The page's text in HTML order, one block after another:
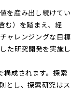
を産み出し続けてい
む）を踏まえ、経
ャレンジングな目標
た研究開発を実施し
構成されます。探索
とし、探索研究はス